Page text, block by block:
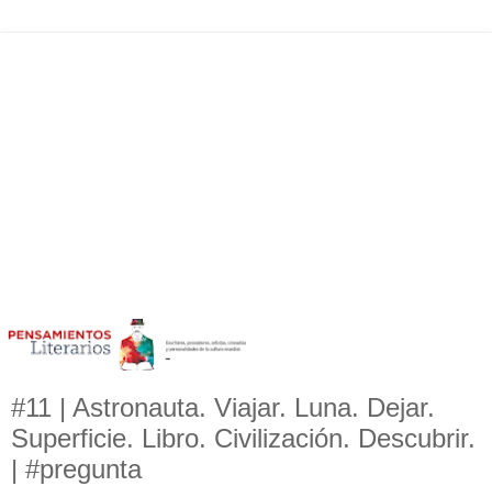
#11 | Astronauta. Viajar. Luna. Dejar.
Superficie. Libro. Civilización. Descubrir.
| #pregunta